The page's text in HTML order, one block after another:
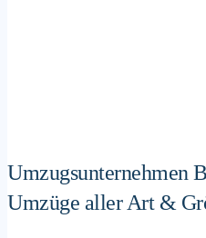
Umzugsunternehmen
Umzüge aller Art &